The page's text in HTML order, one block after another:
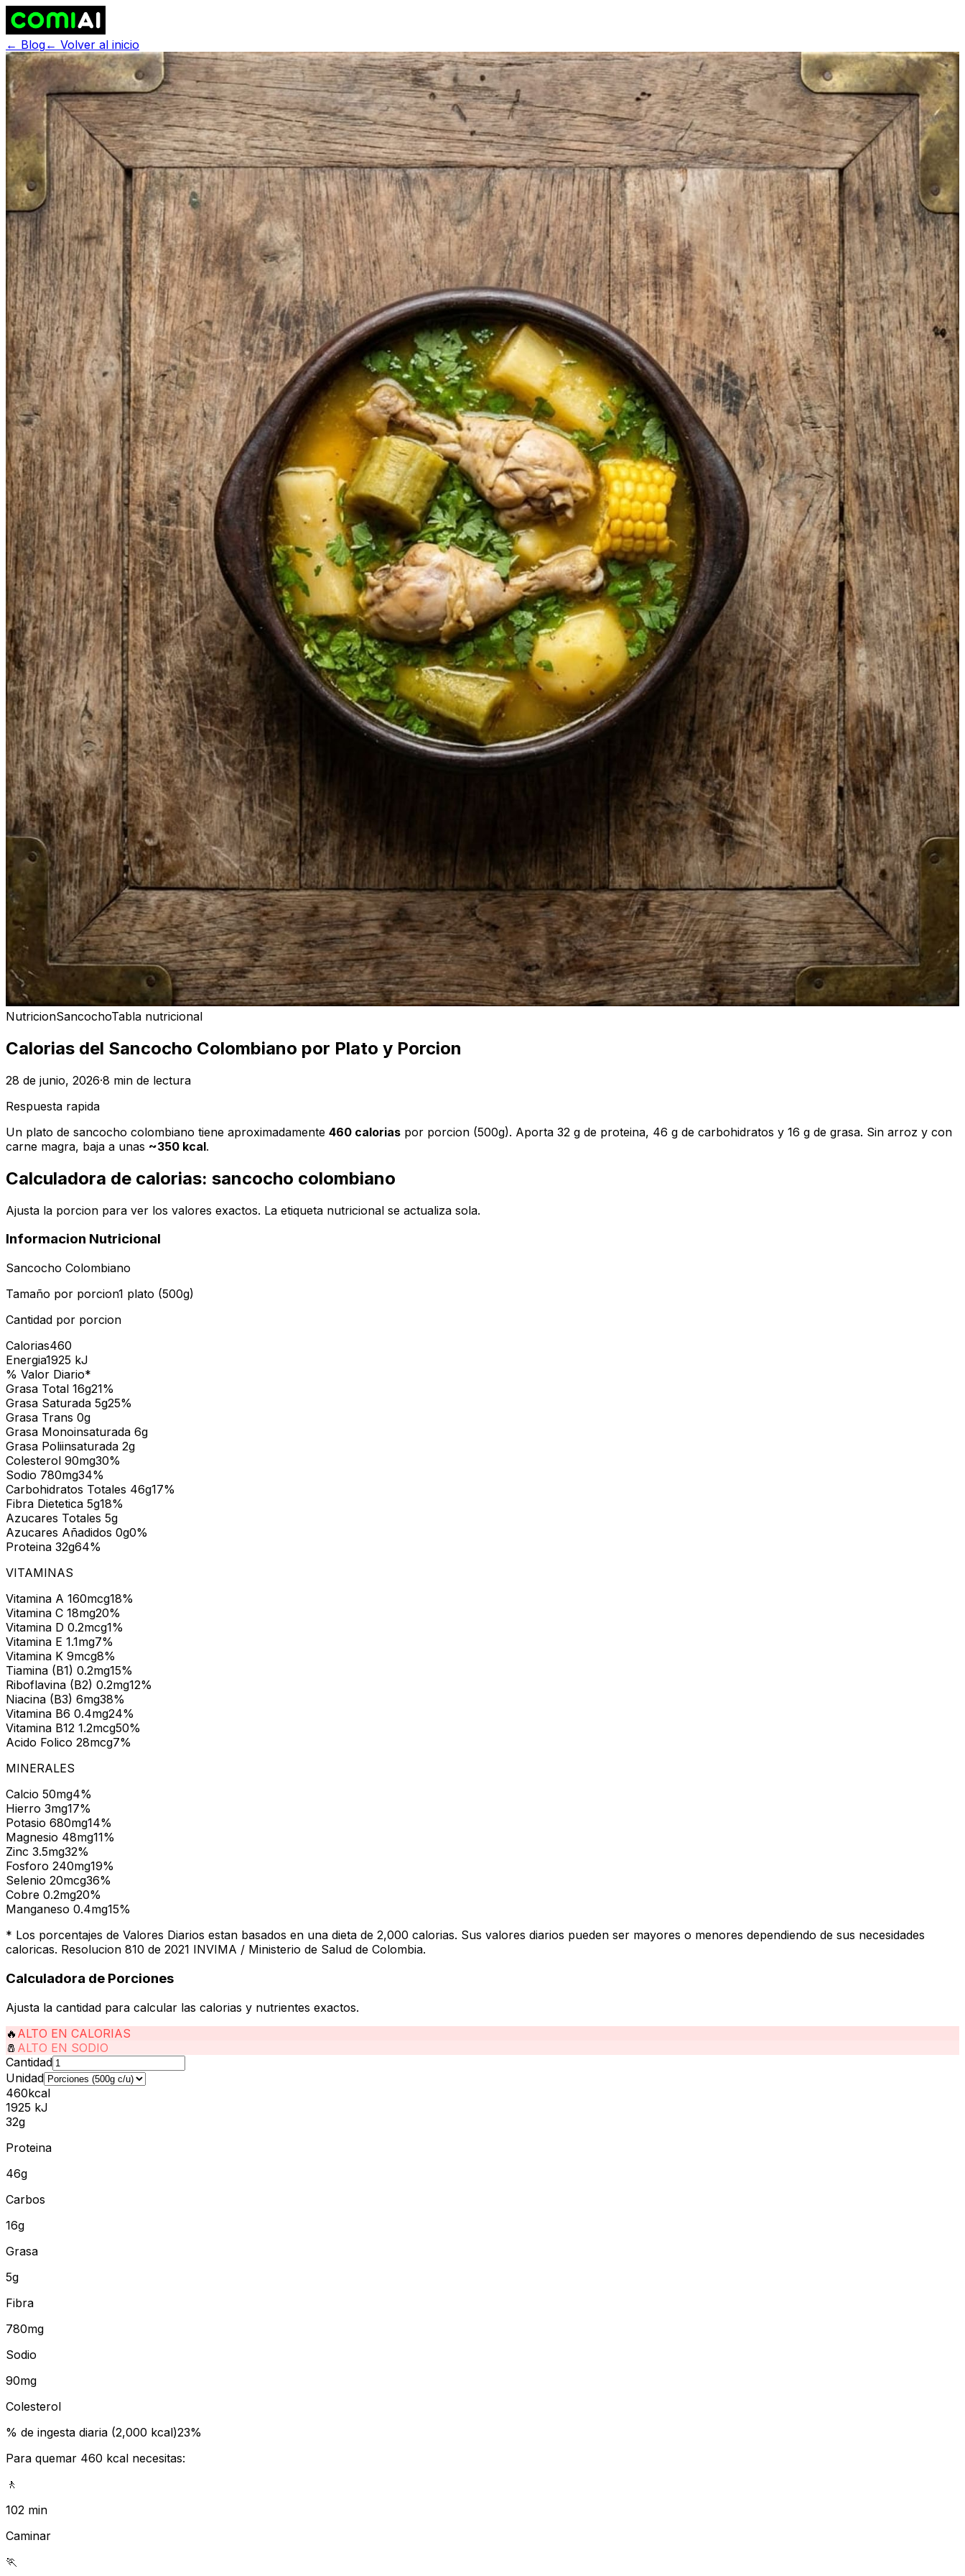
← Blog← Volver al inicio
NutricionSancochoTabla nutricional
Calorias del Sancocho Colombiano por Plato y Porcion
28 de junio, 2026·8 min de lectura
Respuesta rapida
Un plato de sancocho colombiano tiene aproximadamente 460 calorias por porcion (500g). Aporta 32 g de proteina, 46 g de carbohidratos y 16 g de grasa. Sin arroz y con
carne magra, baja a unas ~350 kcal.
Calculadora de calorias: sancocho colombiano
Ajusta la porcion para ver los valores exactos. La etiqueta nutricional se actualiza sola.
Informacion Nutricional
Sancocho Colombiano
Tamaño por porcion1 plato (500g)
Cantidad por porcion
Calorias460
Energia1925 kJ
% Valor Diario*
Grasa Total 16g21%
Grasa Saturada 5g25%
Grasa Trans 0g
Grasa Monoinsaturada 6g
Grasa Poliinsaturada 2g
Colesterol 90mg30%
Sodio 780mg34%
Carbohidratos Totales 46g17%
Fibra Dietetica 5g18%
Azucares Totales 5g
Azucares Añadidos 0g0%
Proteina 32g64%
VITAMINAS
Vitamina A 160mcg18%
Vitamina C 18mg20%
Vitamina D 0.2mcg1%
Vitamina E 1.1mg7%
Vitamina K 9mcg8%
Tiamina (B1) 0.2mg15%
Riboflavina (B2) 0.2mg12%
Niacina (B3) 6mg38%
Vitamina B6 0.4mg24%
Vitamina B12 1.2mcg50%
Acido Folico 28mcg7%
MINERALES
Calcio 50mg4%
Hierro 3mg17%
Potasio 680mg14%
Magnesio 48mg11%
Zinc 3.5mg32%
Fosforo 240mg19%
Selenio 20mcg36%
Cobre 0.2mg20%
Manganeso 0.4mg15%
* Los porcentajes de Valores Diarios estan basados en una dieta de 2,000 calorias. Sus valores diarios pueden ser mayores o menores dependiendo de sus necesidades
caloricas. Resolucion 810 de 2021 INVIMA / Ministerio de Salud de Colombia.
Calculadora de Porciones
Ajusta la cantidad para calcular las calorias y nutrientes exactos.
🔥 ALTO EN CALORIAS
🧂 ALTO EN SODIO
Cantidad
Unidad
460kcal
1925 kJ
32g
Proteina
46g
Carbos
16g
Grasa
5g
Fibra
780mg
Sodio
90mg
Colesterol
% de ingesta diaria (2,000 kcal)23%
Para quemar 460 kcal necesitas:
🚶
102 min
Caminar
🏃